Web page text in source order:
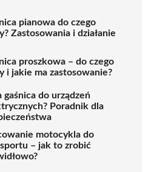
pianowa do czego
Zastosowania i działanie
proszkowa – do czego
i jakie ma zastosowanie?
gaśnica do urządzeń
Poradnik dla
motocykla do
– jak to zrobić